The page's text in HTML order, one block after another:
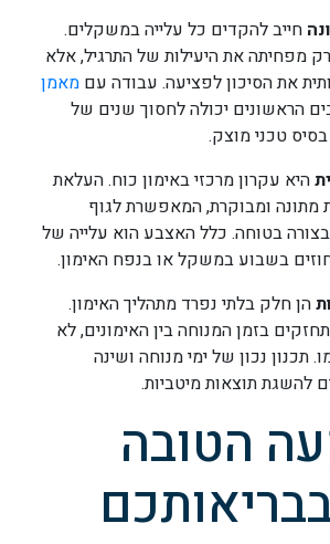
חייב להקדים כל עלייה במשקלים.
מפחיתה את היעילות של התרגיל, אלא
את הסיכון לפציעה. עבודה עם מאמן
הראשונים יכולה לחסוך שנים של
בסיס טכני מוצק.
היא עקרון מרכזי באימון כוח. העלאת
מתונה ומבוקרת, המאפשרת לגוף
בטוחה. כלל האצבע הוא עלייה של
בשבוע במשקל או בנפח האימון.
הן חלק בלתי נפרד מתהליך האימון.
בזמן המנוחה בין האימונים, לא
תכנון נכון של ימי מנוחה ושינה
להשגת תוצאות מיטביות.
הטובה